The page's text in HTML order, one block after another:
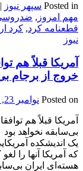
Posted in سپهر نیوز
مهم امروز ,
قطعنامه کرد, کرد
نیوز
آمریکا قبلاً هم
خروج از برجام
Posted on نوامبر 23, 2016
آمریکا قبلاً هم
بی‌سابقه نخواهد بود
یک اندیشکده
که آمریکا آنها را
هسته‌ای ایران